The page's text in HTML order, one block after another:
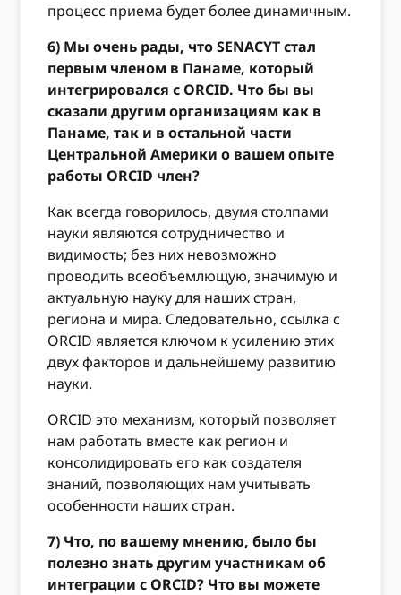
процесс приема будет более динамичным.
6) Мы очень рады, что SENACYT стал
первым членом в Панаме, который
интегрировался с ORCID. Что бы вы
сказали другим организациям как в
Панаме, так и в остальной части
Центральной Америки о вашем опыте
работы ORCID член?
Как всегда говорилось, двумя столпами
науки являются сотрудничество и
видимость; без них невозможно
проводить всеобъемлющую, значимую и
актуальную науку для наших стран,
региона и мира. Следовательно, ссылка с
ORCID является ключом к усилению этих
двух факторов и дальнейшему развитию
науки.
ORCID это механизм, который позволяет
нам работать вместе как регион и
консолидировать его как создателя
знаний, позволяющих нам учитывать
особенности наших стран.
7) Что, по вашему мнению, было бы
полезно знать другим участникам об
интеграции с ORCID? Что вы можете